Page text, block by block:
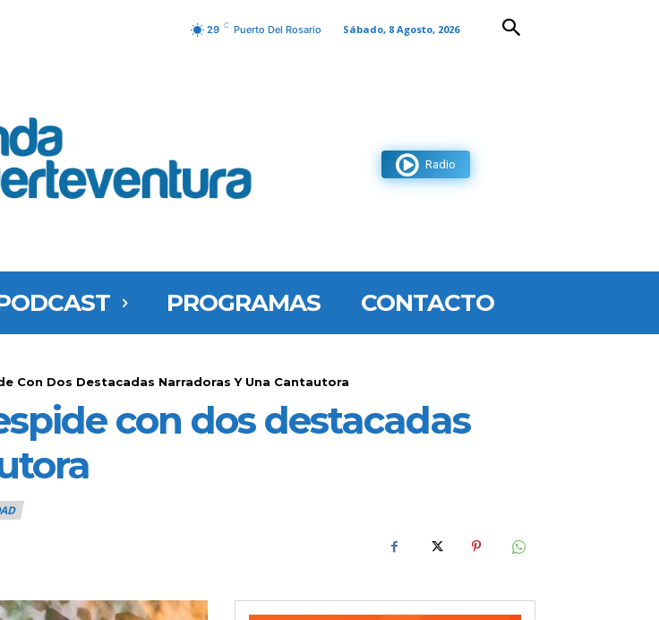
29 C Puerto Del Rosario Sábado, 8 Agosto, 2026
Radio
PROGRAMAS CONTACTO
Con Dos Destacadas Narradoras Y Una Cantautora
con dos destacadas